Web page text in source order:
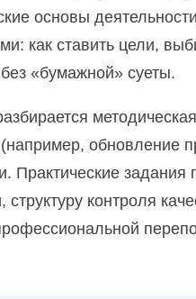
и методика
и методика
и психология
основы
как ставить цели,
«бумажной» суеты.
обновление
Практические
структуру контроля